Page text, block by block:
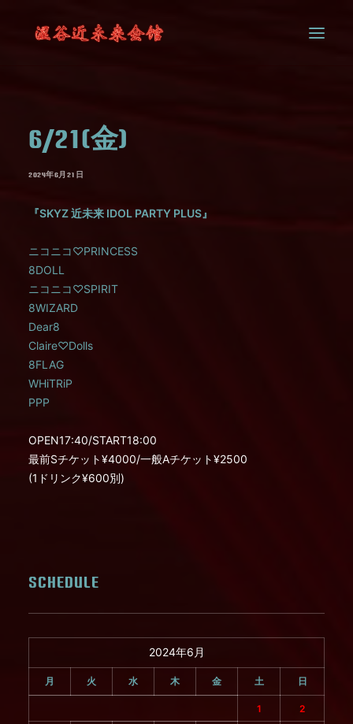
CONTACT6/21(金)
2024年6月21日
『SKYZ 近未来 IDOL PARTY PLUS』
ニコニコ♡PRINCESS
8DOLL
ニコニコ♡SPIRIT
8WIZARD
Dear8
Claire♡Dolls
8FLAG
WHiTRiP
PPP
OPEN17:40/START18:00
最前Sチケット¥4000/一般Aチケット¥2500
(1ドリンク¥600別)
SCHEDULE
2024年6月
月 火 水 木 金 土 日
1 2